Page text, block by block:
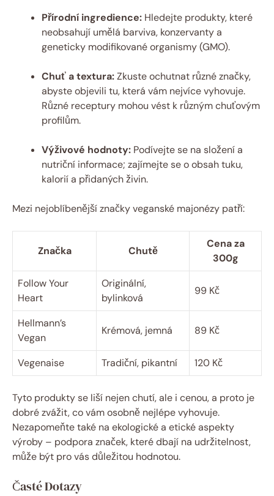
Přírodní ingredience: Hledejte produkty, které
neobsahují umělá barviva, konzervanty a
geneticky modifikované organismy (GMO).
Chuť a textura:Zkuste ochutnat různé značky,
abyste objevili tu, která vám nejvíce vyhovuje.
Různé receptury mohou vést k různým chuťovým
profilům.
Výživové hodnoty: Podívejte se na složení a
nutriční informace; zajímejte se o obsah tuku,
kalorií a přidaných živin.
Mezi nejoblíbenější značky veganské majonézy patří:
Značka Chutě
Cena za
300g
Follow Your
Heart
Originální,
bylinková
99 Kč
Hellmann’s
Vegan
Krémová, jemná 89 Kč
Vegenaise Tradiční, pikantní 120 Kč
Tyto produkty se liší nejen chutí, ale i cenou, a proto je
dobré zvážit, co vám osobně nejlépe vyhovuje.
Nezapomeňte také na ekologické a etické aspekty
výroby – podpora značek, které dbají na udržitelnost,
může být pro vás důležitou hodnotou.
Časté Dotazy